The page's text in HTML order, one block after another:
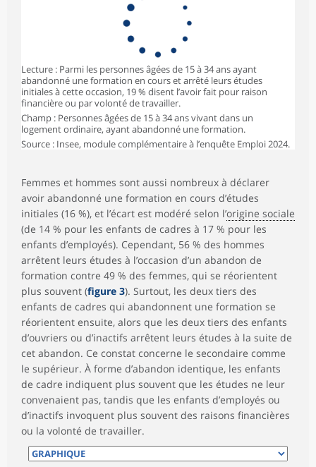
Lecture : Parmi les personnes âgées de 15 à 34 ans ayant
abandonné une formation en cours et arrêté leurs études
initiales à cette occasion, 19 % disent l’avoir fait pour raison
financière ou par volonté de travailler.
Champ : Personnes âgées de 15 à 34 ans vivant dans un
logement ordinaire, ayant abandonné une formation.
Source : Insee, module complémentaire à l’enquête Emploi 2024.
Femmes et hommes sont aussi nombreux à déclarer
avoir abandonné une formation en cours d’études
initiales (16 %), et l’écart est modéré selon l’origine sociale
(de 14 % pour les enfants de cadres à 17 % pour les
enfants d’employés). Cependant, 56 % des hommes
arrêtent leurs études à l’occasion d’un abandon de
formation contre 49 % des femmes, qui se réorientent
plus souvent (figure 3). Surtout, les deux tiers des
enfants de cadres qui abandonnent une formation se
réorientent ensuite, alors que les deux tiers des enfants
d’ouvriers ou d’inactifs arrêtent leurs études à la suite de
cet abandon. Ce constat concerne le secondaire comme
le supérieur. À forme d’abandon identique, les enfants
de cadre indiquent plus souvent que les études ne leur
convenaient pas, tandis que les enfants d’employés ou
d’inactifs invoquent plus souvent des raisons financières
ou la volonté de travailler.